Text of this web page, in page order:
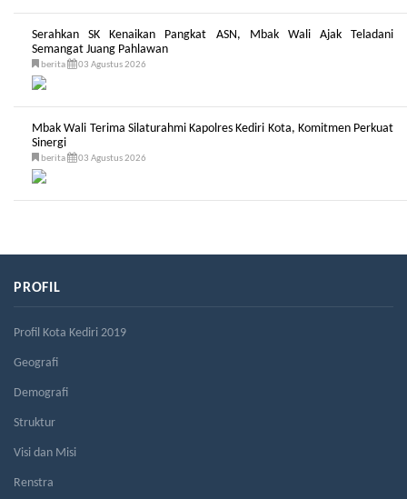
Serahkan SK Kenaikan Pangkat ASN, Mbak Wali Ajak Teladani
Semangat Juang Pahlawan
berita 03 Agustus 2026
Mbak Wali Terima Silaturahmi Kapolres Kediri Kota, Komitmen Perkuat
Sinergi
berita 03 Agustus 2026
PROFIL
Profil Kota Kediri 2019
Geografi
Demografi
Struktur
Visi dan Misi
Renstra